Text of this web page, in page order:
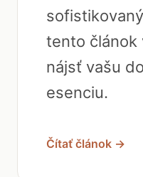
tento článok
nájsť vašu
esenciu.
Čítať článok →